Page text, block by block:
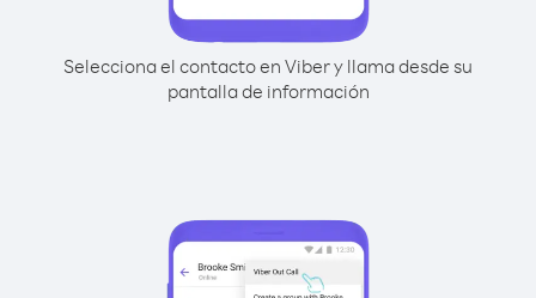
Selecciona el contacto en Viber y llama desde su
pantalla de información